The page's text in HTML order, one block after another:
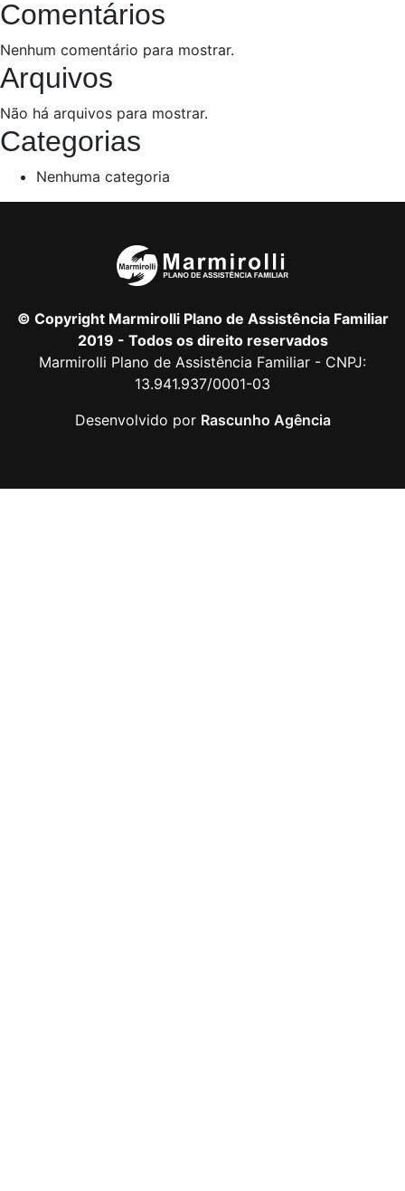
Comentários
Nenhum comentário para mostrar.
Arquivos
Não há arquivos para mostrar.
Categorias
Nenhuma categoria
© Copyright Marmirolli Plano de Assistência Familiar
2019 - Todos os direito reservados
Marmirolli Plano de Assistência Familiar - CNPJ:
13.941.937/0001-03
Desenvolvido por Rascunho Agência